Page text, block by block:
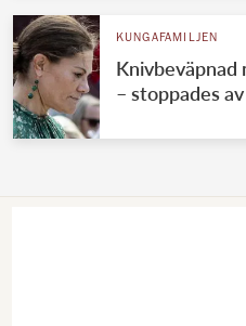
KUNGAFAMILJEN
Knivbeväpnad
– stoppades